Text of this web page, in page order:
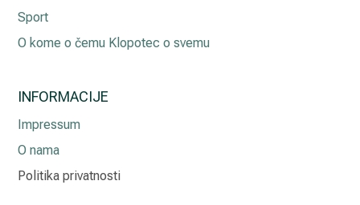
Sport
O kome o čemu Klopotec o svemu
INFORMACIJE
Impressum
O nama
Politika privatnosti